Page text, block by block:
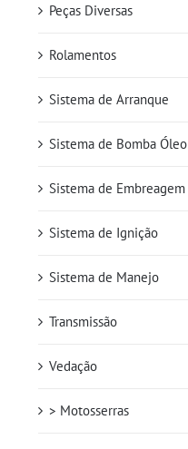
Peças Diversas
Rolamentos
Sistema de Arranque
Sistema de Bomba Óleo
Sistema de Embreagem
Sistema de Ignição
Sistema de Manejo
Transmissão
Vedação
> Motosserras